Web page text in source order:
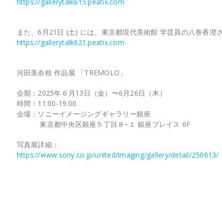
また、6月21日 (土) には、東京都現代美術館 学芸員の八巻香澄
https://gallerytalk621.peatix.com
河田美奈枝 作品展 「TREMOLO」
会期：2025年６月13日（金）〜6月26日（木）
時間：11:00-19:00
会場：ソニーイメージングギャラリー銀座
東京都中央区銀座５丁目８−１ 銀座プレイス 6F
写真展詳細：
https://www.sony.co.jp/united/imaging/gallery/detail/250613/